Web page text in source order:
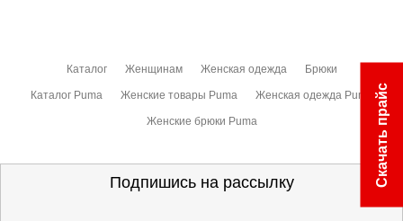
Каталог Женщинам Женская одежда Брюки
Каталог Puma Женские товары Puma Женская одежда Puma
Женские брюки Puma
Подпишись на рассылку Скачать прайс